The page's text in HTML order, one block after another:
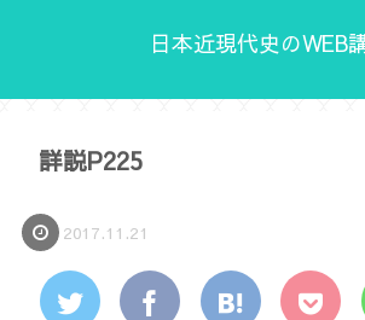
日本近現代史のWEB
詳説P225
2017.11.21